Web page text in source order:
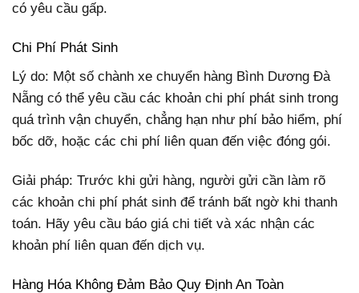
có yêu cầu gấp.
Chi Phí Phát Sinh
Lý do: Một số chành xe chuyển hàng Bình Dương Đà
Nẵng có thể yêu cầu các khoản chi phí phát sinh trong
quá trình vận chuyển, chẳng hạn như phí bảo hiểm, phí
bốc dỡ, hoặc các chi phí liên quan đến việc đóng gói.
Giải pháp: Trước khi gửi hàng, người gửi cần làm rõ
các khoản chi phí phát sinh để tránh bất ngờ khi thanh
toán. Hãy yêu cầu báo giá chi tiết và xác nhận các
khoản phí liên quan đến dịch vụ.
Hàng Hóa Không Đảm Bảo Quy Định An Toàn